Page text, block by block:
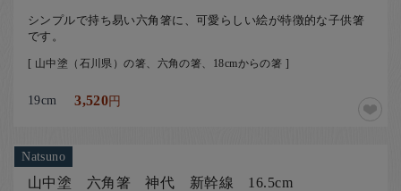
シンプルで持ち易い六角箸に、可愛らしい絵が特徴的な子供箸
です。
[ 山中塗（石川県）の箸、六角の箸、18cmからの箸 ]
19cm 3,520円
Natsuno
山中塗 六角箸 神代 新幹線 16.5cm